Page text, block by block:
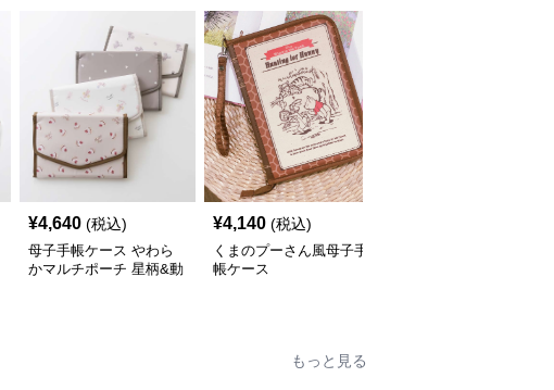
¥4,640 (税込)
母子手帳ケース やわら
かマルチポーチ 星柄&動
¥4,140 (税込)
くまのプーさん風母子手
帳ケース
もっと見る